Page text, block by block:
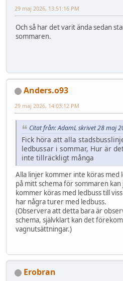
29 maj 2026, 13:51:16 PM
Och så har det varit ända sedan
sommaren.
Anders.o93
29 maj 2026, 14:03:12 PM
Citat från: AdamL skrivet 28 maj
Fick höra att alla
ledbussar i sommar, Hur är
inte tillräckligt många
Alla linjer kommer inte köras med
på mitt schema för sommaren
kommer köras med ledbuss till
har några turer med ledbuss.
(Observera att detta bara är
schema, självklart kan det
vagnutsättningar.)
Erobran